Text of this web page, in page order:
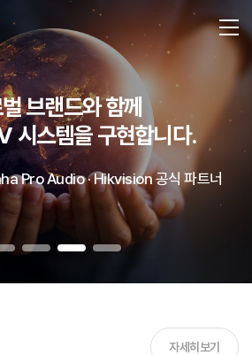
브랜드와 함께
시스템을 구현합니다.
Pro Audio · Hikvision 공식 파트너
자세히보기